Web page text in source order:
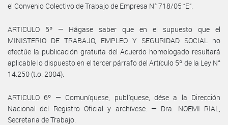
el Convenio Colectivo de Trabajo de Empresa N° 718/05 “E”.
ARTICULO 5º — Hágase saber que en el supuesto que el
MINISTERIO DE TRABAJO, EMPLEO Y SEGURIDAD SOCIAL no
efectúe la publicación gratuita del Acuerdo homologado resultará
aplicable lo dispuesto en el tercer párrafo del Artículo 5º de la Ley N°
14.250 (t.o. 2004).
ARTICULO 6º — Comuníquese, publíquese, dése a la Dirección
Nacional del Registro Oficial y archívese. — Dra. NOEMI RIAL,
Secretaria de Trabajo.